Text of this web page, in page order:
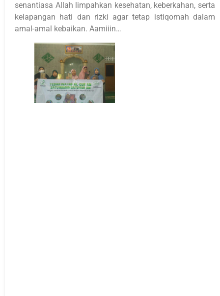
senantiasa Allah limpahkan kesehatan, keberkahan, serta
kelapangan hati dan rizki agar tetap istiqomah dalam
amal-amal kebaikan. Aamiiin…